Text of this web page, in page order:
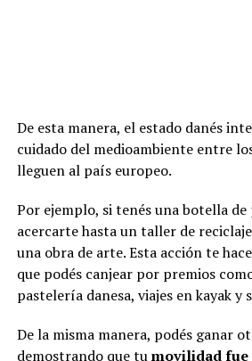
De esta manera, el estado danés
cuidado del medioambiente entre
lleguen al país europeo.
Por ejemplo, si tenés una botella
acercarte hasta un taller de
una obra de arte. Esta acción te
que podés canjear por premios
pastelería danesa, viajes en kayak y
De la misma manera, podés ganar
demostrando que tumovilidad fue